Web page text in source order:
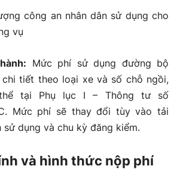
công an nhân dân sử dụng cho
vụ
Mức phí sử dụng đường bộ
tiết theo loại xe và số chỗ ngồi,
tại Phụ lục I – Thông tư số
Mức phí sẽ thay đổi tùy vào tải
dụng và chu kỳ đăng kiểm.
và hình thức nộp phí